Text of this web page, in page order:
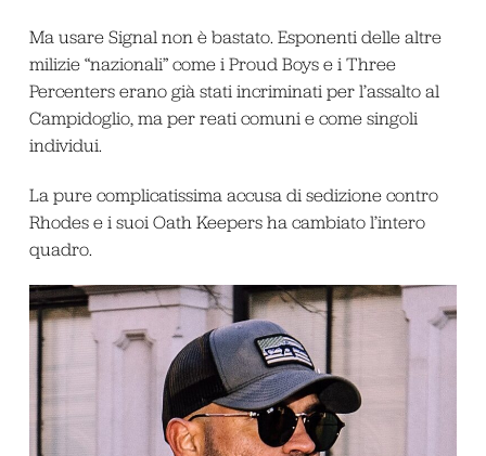
Ma usare Signal non è bastato. Esponenti delle altre
milizie “nazionali” come i Proud Boys e i Three
Percenters erano già stati incriminati per l’assalto al
Campidoglio, ma per reati comuni e come singoli
individui.
La pure complicatissima accusa di sedizione contro
Rhodes e i suoi Oath Keepers ha cambiato l’intero
quadro.